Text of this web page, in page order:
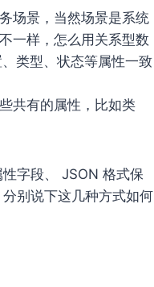
场景，当然场景是系统
一样，怎么用关系型数
类型、状态等属性一致
共有的属性，比如类
字段、 JSON 格式保
别说下这几种方式如何